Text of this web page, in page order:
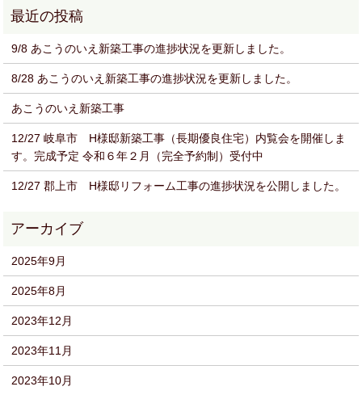
9/8 あこうのいえ新築工事の進捗状況を更新しました。
8/28 あこうのいえ新築工事の進捗状況を更新しました。
あこうのいえ新築工事
12/27 岐阜市 H様邸新築工事（長期優良住宅）内覧会を開催しま
す。完成予定 令和６年２月（完全予約制）受付中
12/27 郡上市 H様邸リフォーム工事の進捗状況を公開しました。
2025年9月
2025年8月
2023年12月
2023年11月
2023年10月